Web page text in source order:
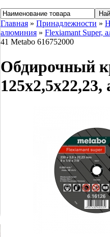
Главная » Принадлежности »
алюминия » Flexiamant Super,
41 Metabo 616752000
Обдирочный